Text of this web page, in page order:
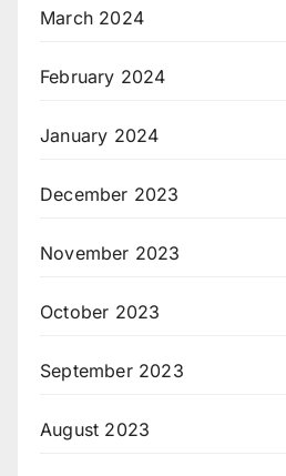
March 2024
February 2024
January 2024
December 2023
November 2023
October 2023
September 2023
August 2023